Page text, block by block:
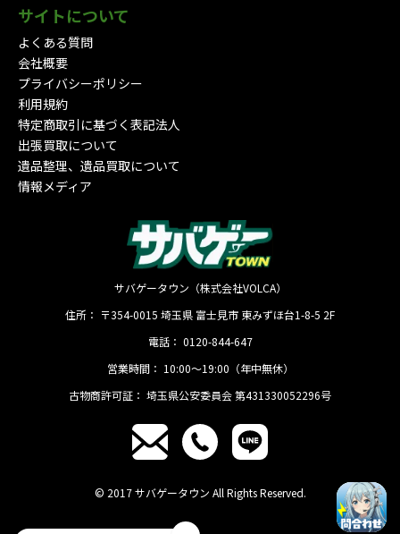
サイトについて
よくある質問
会社概要
プライバシーポリシー
利用規約
特定商取引に基づく表記法人
出張買取について
遺品整理、遺品買取について
情報メディア
サバゲータウン（株式会社VOLCA）
住所： 〒354-0015 埼玉県 富士見市 東みずほ台1-8-5 2F
電話： 0120-844-647
営業時間： 10:00〜19:00（年中無休）
古物商許可証： 埼玉県公安委員会 第431330052296号
© 2017 サバゲータウン All Rights Reserved.